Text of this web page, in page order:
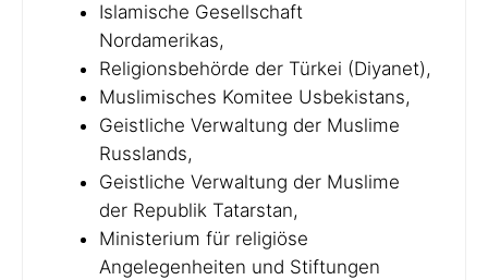
Islamische Gesellschaft
Nordamerikas,
Religionsbehörde der Türkei (Diyanet),
Muslimisches Komitee Usbekistans,
Geistliche Verwaltung der Muslime
Russlands,
Geistliche Verwaltung der Muslime
der Republik Tatarstan,
Ministerium für religiöse
Angelegenheiten und Stiftungen